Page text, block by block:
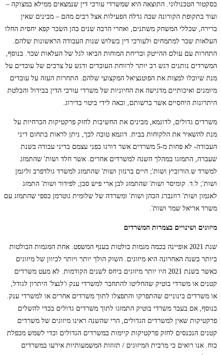
בסקטור הטכנולוגי. התוצאה היא שמשרדי עורכי דין שנמצאים ממילא במצוקה –
ועוד בתקופת הקורונה שבה גדלה הפעילות אצל רבים מהם – מבינים שאין
ברירה, שכללי המשחק משתנים, ואחרי הרבה שנים בהן השכר קפא יחסית החלו
העלאות שכר למתמחים ולעורכי דין בשלוש שנות העבודה הראשונות שלהם.
התחרות עם עולם ההייטק ובריחת המוחות הביאו לגל של העלאות שכר. בנוסף,
המשרדים נותנים דגש רב יותר לרווחת העובדים ודגש על צרכים של עובדים על
מנת שיוכלו למצות את הפוטנציאל המקצועי שלהם. התחרות העזה על עובדים
מיומנים ואיכותיים מדגישה את החיוניות של משרדי עורכי הדין בבידול והבלטת
היתרונות היחסיים אשר ברשותם, ובאה לידי ביטוי בדירוג.
משרדים גדולים, לדוגמא, מבינים את החשיבות לחזק פרקטיקות הכרחיות על
מנת להשאיר את הלקוחות בבית. דוגמא טובה לכך, ניתן לראות בתחום דיני
העבודה- לא פחות מ-5 משרדים אשר דורגו בפני עצמם בדיני עבודה בשנת
שעברה, התמזגו במהלך השנה למשרדים אחרים. אשר חלד ושות' שהתמזג
למשרד ש.הורוביץ ושות'; חיים ברנזון ושות' שהתמזג למשרד גולדפרב זליגמן
ושות'; ל.ד. קומיסר ושות' שהתמזג לבן ארי פיש סבן; לפידור ושות' התמזג
לאגמון ושות' רוזנברג הכהן ושות' ומשרדה של שלומית גוטרמן כספי שהתמזג עם
משרד אריאל שמר ושות'.
מיזוגים ושינויים בצמרות המשרדים
שנת 2021 אופיינה בכמה מגמות בולטות בענף המשפט. אחת המגמות הבולטות
ביותר בשנה האחרונה היא מיזוגים. השוק הולך יותר ויותר לכיוון של מיזוגים
כאשר בשנת 2021 היו יותר מיזוגים ביחס לשנים הקודמות. לא מעט משרדים
קטנים או משרדי בוטיק שהחליטו להתחבר למשרדי ענק ו'לנצל' היתרון לגודל,
או משרדים בינוניים שהתפרקו והתפצלו לתוך משרדים אחרים או למשרדי ענק.
בנוסף, אם בעבר משרדי בוטיק התמזגו לתוך משרדים גדולים בכדי להשלים
פרקטיקות שאין למשרדים הגדולים, הרי שהשנה ראינו מיזוגים של משרדים
קטנים הנכנסים לחזק פרקטיקות קיימות במשרדים הגדולים וכדי לשמש מכפלת
כוח. אנו רואים כי מרבית המיזוגים / תזוזות המשמעותיות אירעו במשרדים